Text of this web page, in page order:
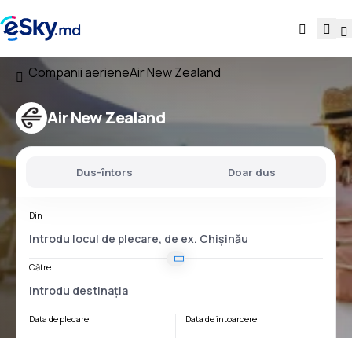
Companii aerieneAir New Zealand
Air New Zealand
Dus-întors Doar dus
Din
Către
Data de plecare Data de întoarcere